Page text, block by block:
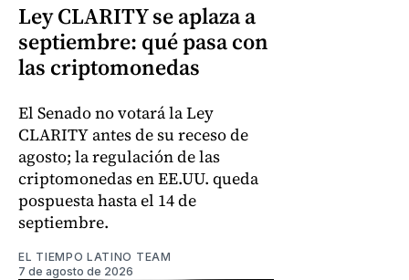
Ley CLARITY se aplaza a
septiembre: qué pasa con
las criptomonedas
El Senado no votará la Ley
CLARITY antes de su receso de
agosto; la regulación de las
criptomonedas en EE.UU. queda
pospuesta hasta el 14 de
septiembre.
EL TIEMPO LATINO TEAM
7 de agosto de 2026